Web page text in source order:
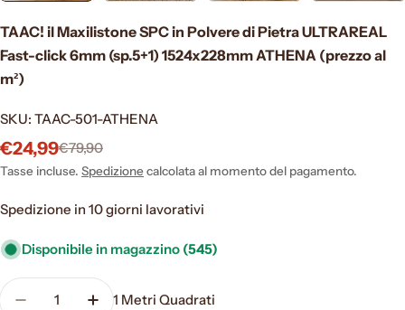
TAAC! il Maxilistone SPC in Polvere di Pietra ULTRAREAL
Fast-click 6mm (sp.5+1) 1524x228mm ATHENA (prezzo al
m²)
SKU: TAAC-501-ATHENA
Prezzo
di
€24,99
Prezzo
normale
€79,90
Tasse incluse. Spedizionecalcolata al momento del pagamento.
Spedizione in 10 giorni lavorativi
Disponibile in magazzino (545)
Quantità
1 Metri Quadrati